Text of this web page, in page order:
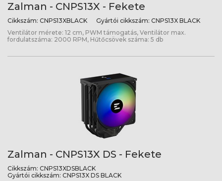
Zalman - CNPS13X - Fekete
Cikkszám: CNPS13XBLACK Gyártói cikkszám: CNPS13X BLACK
Ventilátor mérete: 12 cm, PWM támogatás, Ventilátor max.
fordulatszáma: 2000 RPM, Hűtőcsövek száma: 5 db
Zalman - CNPS13X DS - Fekete
Cikkszám: CNPS13XDSBLACK
Gyártói cikkszám: CNPS13X DS BLACK